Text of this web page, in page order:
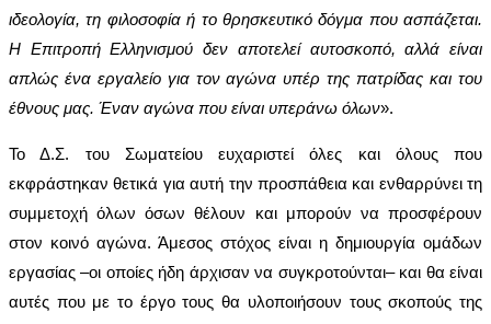
ιδεολογία, τη φιλοσοφία ή το θρησκευτικό δόγμα που ασπάζεται.
Η Επιτροπή Ελληνισμού δεν αποτελεί αυτοσκοπό, αλλά είναι
απλώς ένα εργαλείο για τον αγώνα υπέρ της πατρίδας και του
έθνους μας. Έναν αγώνα που είναι υπεράνω όλων».
Το Δ.Σ. του Σωματείου ευχαριστεί όλες και όλους που
εκφράστηκαν θετικά για αυτή την προσπάθεια και ενθαρρύνει τη
συμμετοχή όλων όσων θέλουν και μπορούν να προσφέρουν
στον κοινό αγώνα. Άμεσος στόχος είναι η δημιουργία ομάδων
εργασίας –οι οποίες ήδη άρχισαν να συγκροτούνται– και θα είναι
αυτές που με το έργο τους θα υλοποιήσουν τους σκοπούς της